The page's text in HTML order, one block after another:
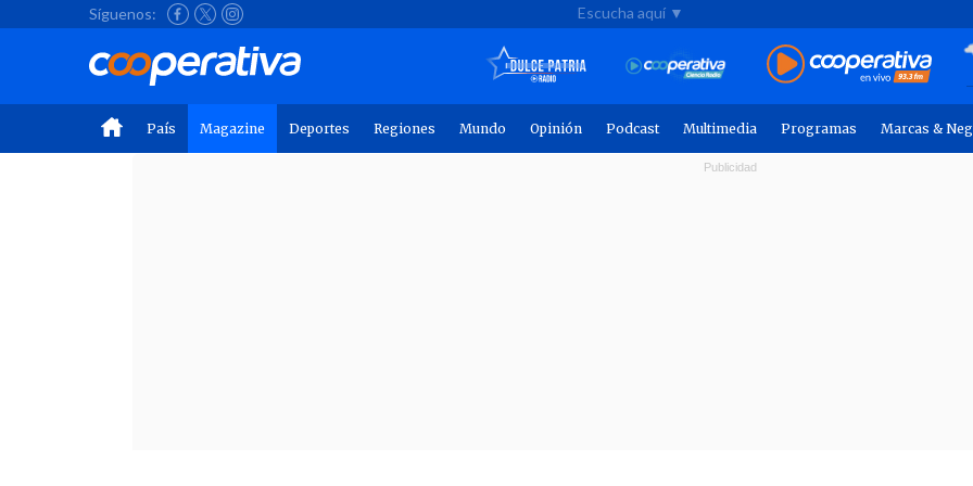
Síguenos: Escucha aquí ▼
País Magazine Deportes Regiones Mundo Opinión Podcast Multimedia Programas Marcas &